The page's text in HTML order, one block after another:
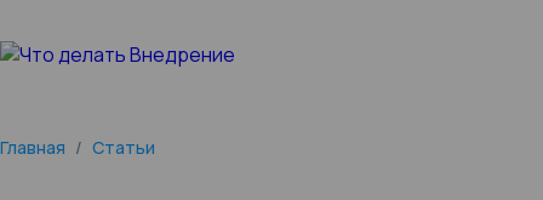
Главная / Статьи